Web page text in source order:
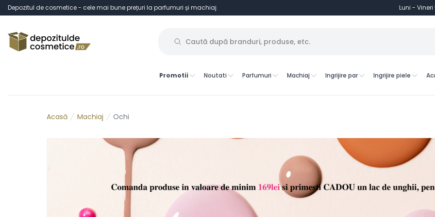
Depozitul de cosmetice - cele mai bune prețuri la parfumuri și machiaj Luni - Vineri
Promotii Noutati Parfumuri Machiaj Ingrijire par Ingrijire piele
Acasă Machiaj Ochi